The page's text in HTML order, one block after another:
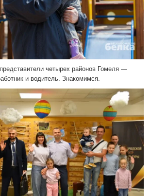
четырех районов Гомеля —
и водитель. Знакомимся.